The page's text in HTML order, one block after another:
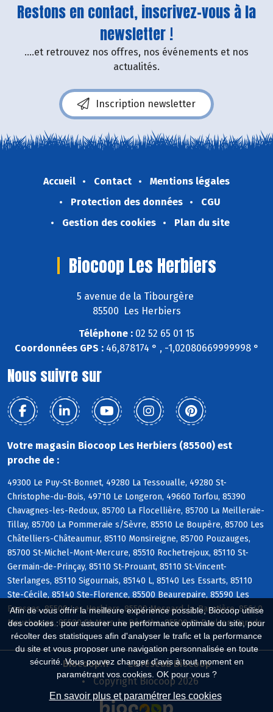
Afin de vous offrir la meilleure expérience possible, Biocoop utilise
des cookies : pour assurer une performance optimale du site, pour
récolter des statistiques afin d'analyser le trafic et la performance
du site et vous proposer une navigation personnalisée en toute
sécurité. Vous pouvez changer d'avis à tout moment en
paramétrant vos cookies. OK pour vous ?
En savoir plus et paramétrer les cookies
Restons en contact, inscrivez-vous à la
newsletter !
....et retrouvez nos offres, nos événements et nos
actualités.
Inscription newsletter
Accueil Contact
Mentions légales
Protection des données
CGU
Gestion des cookies
Plan du site
Biocoop Les Herbiers
5 avenue de la Tibourgère
85500 Les Herbiers
Téléphone : 02 52 65 01 15
Coordonnées GPS :46,878174 ° , -1,02080669999998 °
Nous suivre sur
Votre magasin Biocoop Les Herbiers (85500) est
proche de :
49300 Le Puy-St-Bonnet, 49280 La Tessoualle, 49280 St-
Christophe-du-Bois, 49710 Le Longeron, 49660 Torfou, 85390
Chavagnes-les-Redoux, 85700 La Flocellière, 85700 La Meilleraie-
Tillay, 85700 La Pommeraie s/Sèvre, 85510 Le Boupère, 85700 Les
Châtelliers-Châteaumur, 85110 Monsireigne, 85700 Pouzauges,
85700 St-Michel-Mont-Mercure, 85510 Rochetrejoux, 85110 St-
Germain-de-Prinçay, 85110 St-Prouant, 85110 St-Vincent-
Sterlanges, 85110 Sigournais, 85140 L, 85140 Les Essarts, 85110
Ste-Cécile, 85140 Ste-Florence, 85500 Beaurepaire, 85590 Les
Epesses, 85500 Les Herbiers, 85500 Mesnard-la-Barotière, 85640
Mouchamps, 85590 St-Mars-la-Réorthe, 85500 St-Paul-en-Pareds
Biocoop.fr
Le réseau Biocoop
Copyright Biocoop 2026